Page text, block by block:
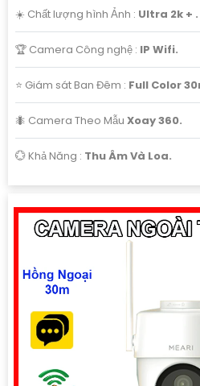
☀️ Chất lượng hình Ảnh : Ultra 2k + .
🏆 Camera Công nghệ : IP Wifi.
⭐ Giám sát Ban Đêm : Full Color
🐜 Camera Theo Mẫu Xoay 360.
️💮 Khả Năng : Thu Âm Và Loa.